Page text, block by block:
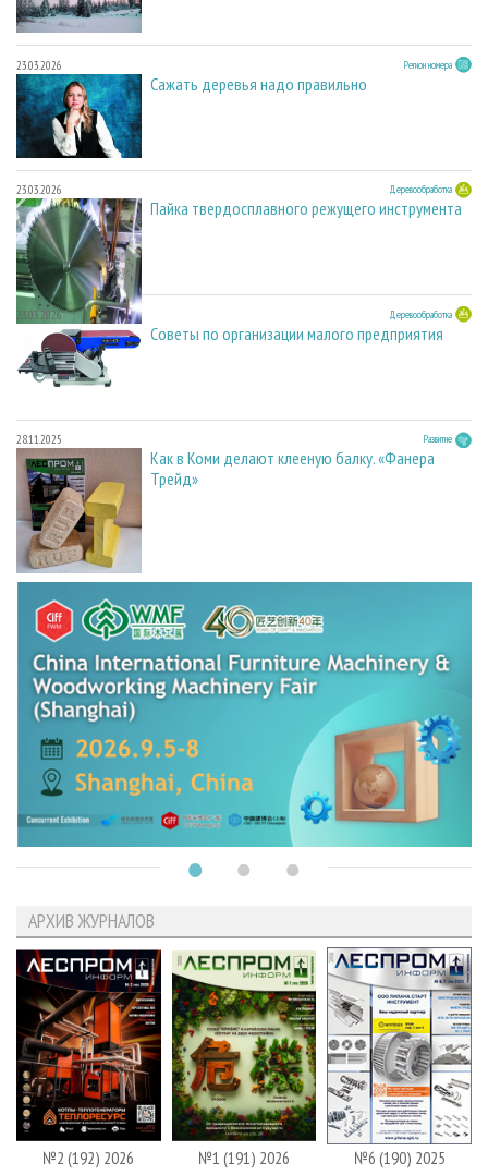
23.03.2026 Регион номера
Сажать деревья надо правильно
23.03.2026 Деревообработка
Пайка твердосплавного режущего инструмента
23.03.2026 Деревообработка
Советы по организации малого предприятия
28.11.2025 Развитие
Как в Коми делают клееную балку. «Фанера
Трейд»
АРХИВ ЖУРНАЛОВ
№2 (192) 2026 №1 (191) 2026 №6 (190) 2025